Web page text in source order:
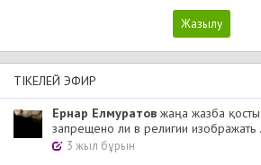
ТІКЕЛЕЙ ЭФИР
Ернар Елмуратов жаңа жазба
запрещено ли в религии изображать
3 жыл бұрын